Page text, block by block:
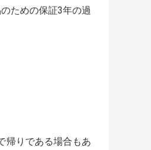
ための保証3年の過
帰りである場合もあ